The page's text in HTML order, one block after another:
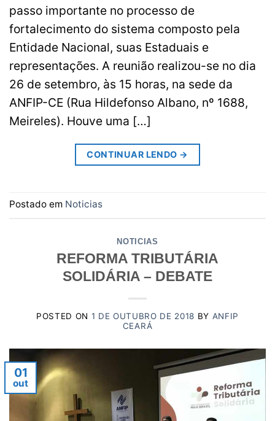
passo importante no processo de
fortalecimento do sistema composto pela
Entidade Nacional, suas Estaduais e
representações. A reunião realizou-se no dia
26 de setembro, às 15 horas, na sede da
ANFIP-CE (Rua Hildefonso Albano, nº 1688,
Meireles). Houve uma […]
CONTINUAR LENDO →
Postado em Noticias
NOTICIAS
REFORMA TRIBUTÁRIA
SOLIDÁRIA – DEBATE
POSTED ON 1 DE OUTUBRO DE 2018 BY ANFIP
CEARÁ
01
out